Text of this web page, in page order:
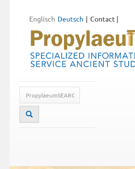
Deutsch
Englisch Contact |